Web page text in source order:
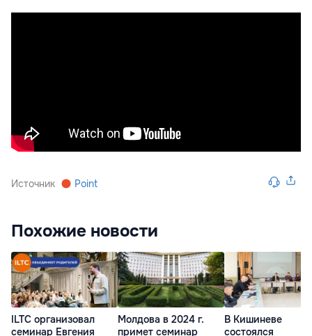
Источник Point
Похожие новости
ILTC организовал
семинар Евгения
Молдова в 2024 г.
примет семинар
В Кишиневе
состоялся